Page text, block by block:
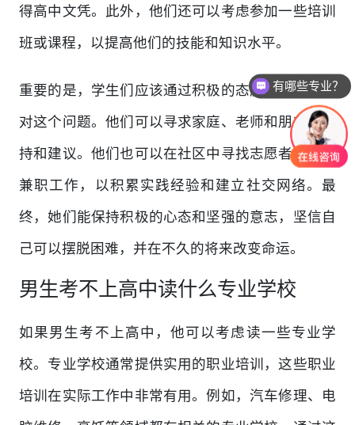
得高中文凭。此外，他们还可以考虑参加一些培训
班或课程，以提高他们的技能和知识水平。
重要的是，学生们应该通过积极的态度和行动来应
对这个问题。他们可以寻求家庭、老师和朋友的支
持和建议。他们也可以在社区中寻找志愿者机会或
兼职工作，以积累实践经验和建立社交网络。最
终，她们能保持积极的心态和坚强的意志，坚信自
己可以摆脱困难，并在不久的将来改变命运。
男生考不上高中读什么专业学校
如果男生考不上高中，他可以考虑读一些专业学
校。专业学校通常提供实用的职业培训，这些职业
培训在实际工作中非常有用。例如，汽车修理、电
有哪些专业？